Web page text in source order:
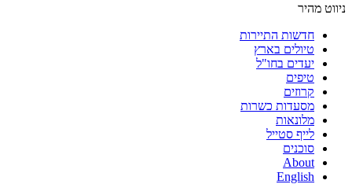
ניווט מהיר
חדשות התיירות
טיולים בארץ
יעדים בחו"ל
טיפים
קרוזים
מסעדות כשרות
מלונאות
לייף סטייל
סוכנים
About
English